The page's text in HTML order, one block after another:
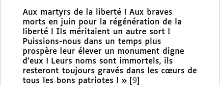
Aux martyrs de la liberté ! Aux braves
morts en juin pour la régénération de la
liberté ! Ils méritaient un autre sort !
Puissions-nous dans un temps plus
prospère leur élever un monument digne
d’eux ! Leurs noms sont immortels, ils
resteront toujours gravés dans les cœurs de
tous les bons patriotes ! »
9